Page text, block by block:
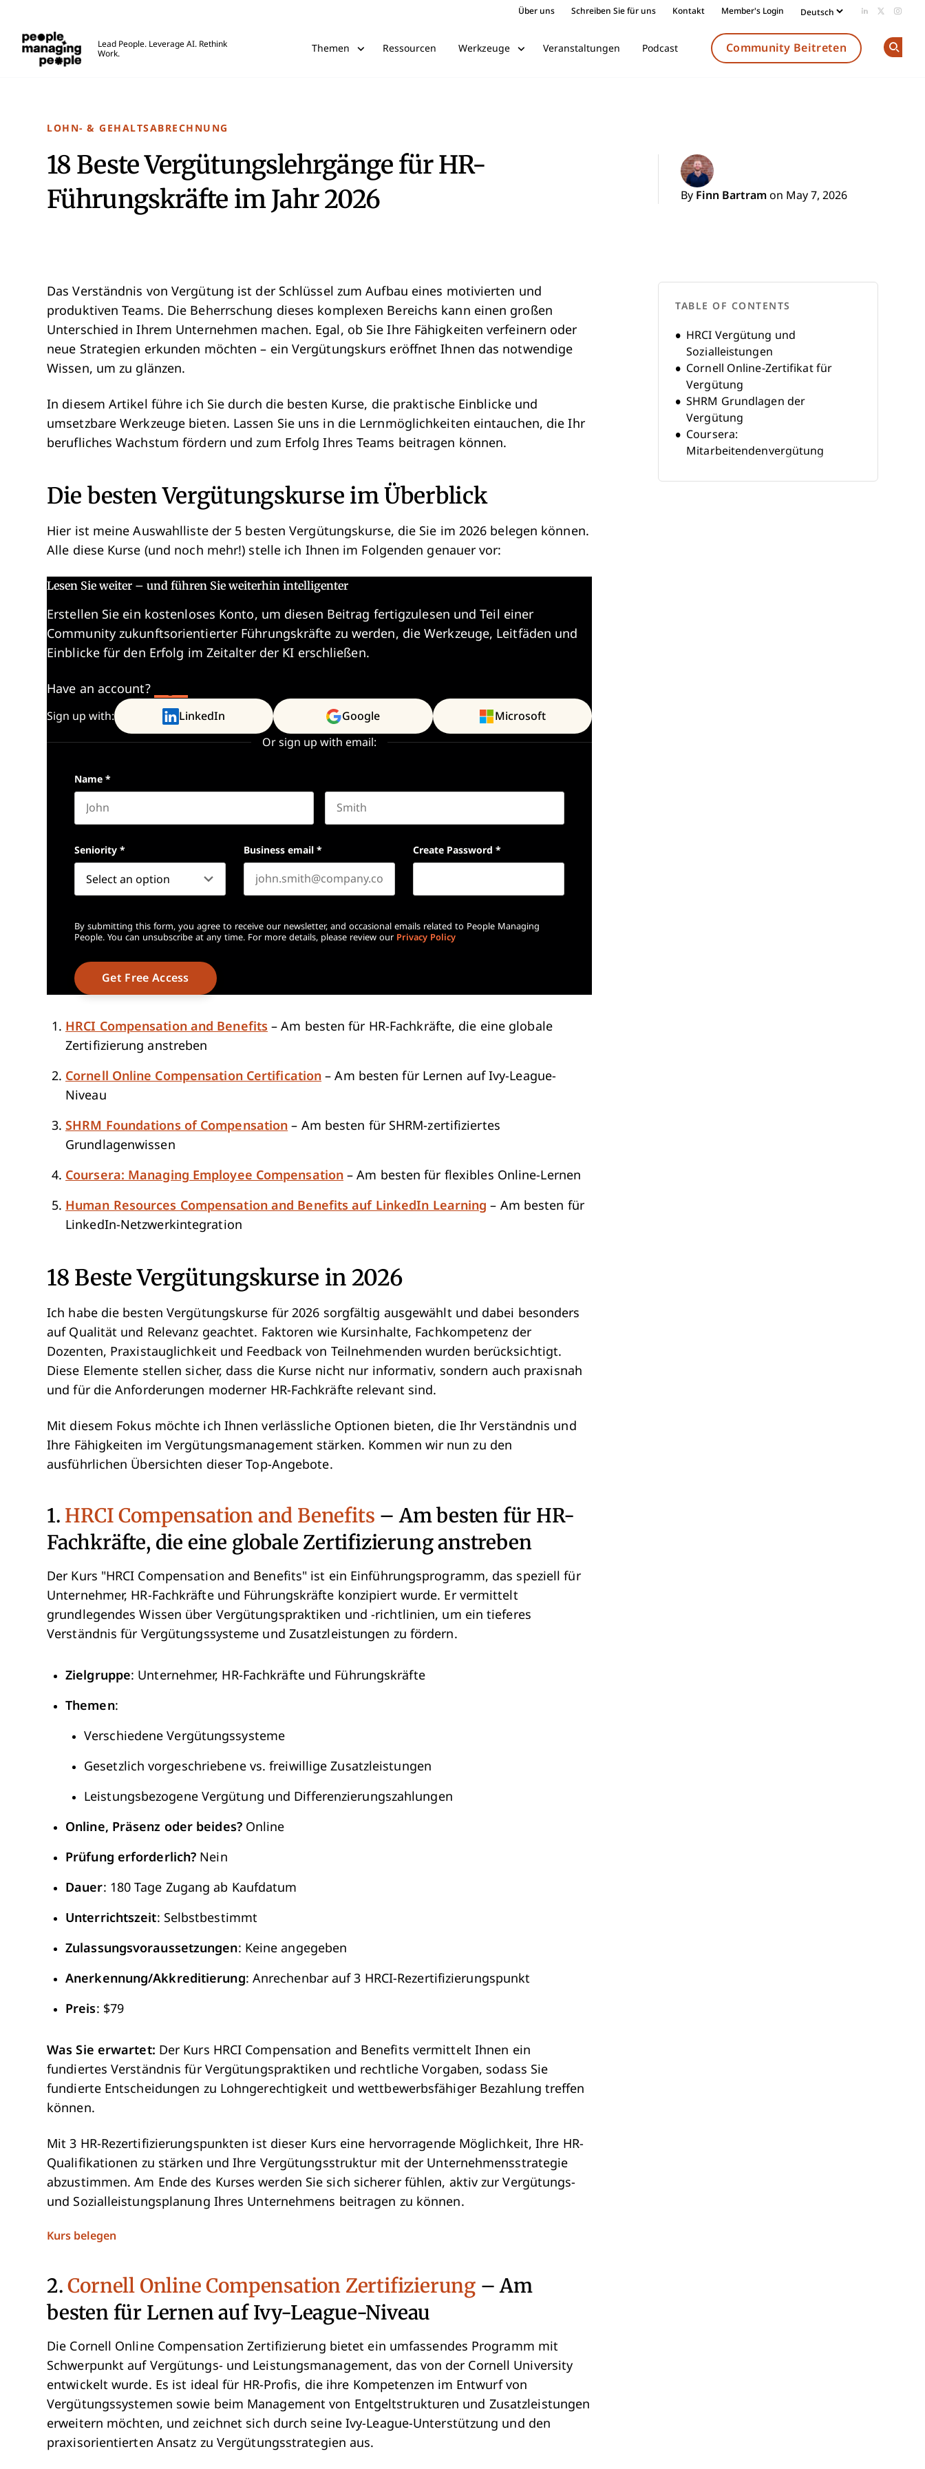
Über uns Schreiben Sie für uns Kontakt Member's Login Add us on
Follow
Lead People. Leverage AI. Rethink
Work.
Themen Ressourcen Werkzeuge Veranstaltungen Podcast Community Beitreten
LOHN- & GEHALTSABRECHNUNG
18 Beste Vergütungslehrgänge für HR-
Führungskräfte im Jahr 2026
By Finn Bartram on May 7, 2026
Das Verständnis von Vergütung ist der Schlüssel zum Aufbau eines motivierten und
produktiven Teams. Die Beherrschung dieses komplexen Bereichs kann einen großen
Unterschied in Ihrem Unternehmen machen. Egal, ob Sie Ihre Fähigkeiten verfeinern oder
neue Strategien erkunden möchten – ein Vergütungskurs eröffnet Ihnen das notwendige
Wissen, um zu glänzen.
In diesem Artikel führe ich Sie durch die besten Kurse, die praktische Einblicke und
umsetzbare Werkzeuge bieten. Lassen Sie uns in die Lernmöglichkeiten eintauchen, die Ihr
berufliches Wachstum fördern und zum Erfolg Ihres Teams beitragen können.
Die besten Vergütungskurse im Überblick
Hier ist meine Auswahlliste der 5 besten Vergütungskurse, die Sie im 2026 belegen können.
Alle diese Kurse (und noch mehr!) stelle ich Ihnen im Folgenden genauer vor:
Lesen Sie weiter – und führen Sie weiterhin intelligenter
Erstellen Sie ein kostenloses Konto, um diesen Beitrag fertigzulesen und Teil einer
Community zukunftsorientierter Führungskräfte zu werden, die Werkzeuge, Leitfäden und
Einblicke für den Erfolg im Zeitalter der KI erschließen.
Have an account?
Sign up with: LinkedIn Google Microsoft
Or sign up with email:
Name *
Seniority * Business email * Create Password *
By submitting this form, you agree to receive our newsletter, and occasional emails related to People Managing
People. You can unsubscribe at any time. For more details, please review our Privacy Policy
HRCI Compensation and Benefits – Am besten für HR-Fachkräfte, die eine globale
Zertifizierung anstreben
Cornell Online Compensation Certification – Am besten für Lernen auf Ivy-League-
Niveau
SHRM Foundations of Compensation – Am besten für SHRM-zertifiziertes
Grundlagenwissen
Coursera: Managing Employee Compensation – Am besten für flexibles Online-Lernen
Human Resources Compensation and Benefits auf LinkedIn Learning – Am besten für
LinkedIn-Netzwerkintegration
18Beste Vergütungskurse in 2026
Ich habe die besten Vergütungskurse für 2026 sorgfältig ausgewählt und dabei besonders
auf Qualität und Relevanz geachtet. Faktoren wie Kursinhalte, Fachkompetenz der
Dozenten, Praxistauglichkeit und Feedback von Teilnehmenden wurden berücksichtigt.
Diese Elemente stellen sicher, dass die Kurse nicht nur informativ, sondern auch praxisnah
und für die Anforderungen moderner HR-Fachkräfte relevant sind.
Mit diesem Fokus möchte ich Ihnen verlässliche Optionen bieten, die Ihr Verständnis und
Ihre Fähigkeiten im Vergütungsmanagement stärken. Kommen wir nun zu den
ausführlichen Übersichten dieser Top-Angebote.
1.HRCI Compensation and Benefits – Am besten für HR-
Fachkräfte, die eine globale Zertifizierung anstreben
Der Kurs "HRCI Compensation and Benefits" ist ein Einführungsprogramm, das speziell für
Unternehmer, HR-Fachkräfte und Führungskräfte konzipiert wurde. Er vermittelt
grundlegendes Wissen über Vergütungspraktiken und -richtlinien, um ein tieferes
Verständnis für Vergütungssysteme und Zusatzleistungen zu fördern.
Zielgruppe: Unternehmer, HR-Fachkräfte und Führungskräfte
Themen:
Verschiedene Vergütungssysteme
Gesetzlich vorgeschriebene vs. freiwillige Zusatzleistungen
Leistungsbezogene Vergütung und Differenzierungszahlungen
Online, Präsenz oder beides?Online
Prüfung erforderlich? Nein
Dauer: 180 Tage Zugang ab Kaufdatum
Unterrichtszeit: Selbstbestimmt
Zulassungsvoraussetzungen: Keine angegeben
Anerkennung/Akkreditierung: Anrechenbar auf 3 HRCI-Rezertifizierungspunkt
Preis: $79
Was Sie erwartet: Der Kurs HRCI Compensation and Benefits vermittelt Ihnen ein
fundiertes Verständnis für Vergütungspraktiken und rechtliche Vorgaben, sodass Sie
fundierte Entscheidungen zu Lohngerechtigkeit und wettbewerbsfähiger Bezahlung treffen
können.
Mit 3 HR-Rezertifizierungspunkten ist dieser Kurs eine hervorragende Möglichkeit, Ihre HR-
Qualifikationen zu stärken und Ihre Vergütungsstruktur mit der Unternehmensstrategie
abzustimmen. Am Ende des Kurses werden Sie sich sicherer fühlen, aktiv zur Vergütungs-
und Sozialleistungsplanung Ihres Unternehmens beitragen zu können.
Kurs belegen
2.Cornell Online Compensation Zertifizierung – Am
besten für Lernen auf Ivy-League-Niveau
Die Cornell Online Compensation Zertifizierung bietet ein umfassendes Programm mit
Schwerpunkt auf Vergütungs- und Leistungsmanagement, das von der Cornell University
entwickelt wurde. Es ist ideal für HR-Profis, die ihre Kompetenzen im Entwurf von
Vergütungssystemen sowie beim Management von Entgeltstrukturen und Zusatzleistungen
erweitern möchten, und zeichnet sich durch seine Ivy-League-Unterstützung und den
praxisorientierten Ansatz zu Vergütungsstrategien aus.
TABLE OF CONTENTS
HRCI Vergütung und
Sozialleistungen
Cornell Online-Zertifikat für
Vergütung
SHRM Grundlagen der
Vergütung
Coursera:
Mitarbeitendenvergütung
LinkedIn Learning: Vergütung